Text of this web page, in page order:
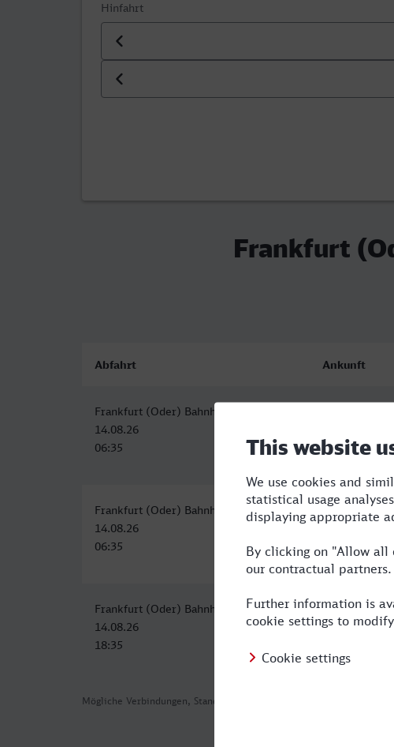
Hinfahrt
Datum der Hinfahrt
Uhrzeit der Hinfahrt
Frankfurt
Mögliche Verbindungen, Stand: 2026-07-31 04:46
Abfahrt Ankunft
Frankfurt (Oder) Bahnhof
14.08.26
06:35
16:47
Frankfurt (Oder) Bahnhof
14.08.26
06:35
Konstanz
14.08.26
18:16
Frankfurt (Oder) Bahnhof
14.08.26
18:35
Konstanz
15.08.26